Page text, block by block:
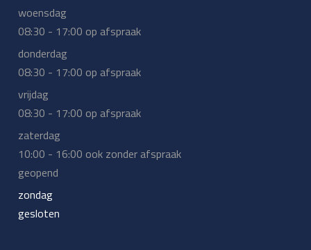
woensdag
08:30 - 17:00 op afspraak
donderdag
08:30 - 17:00 op afspraak
vrijdag
08:30 - 17:00 op afspraak
zaterdag
10:00 - 16:00 ook zonder afspraak
geopend
zondag
gesloten